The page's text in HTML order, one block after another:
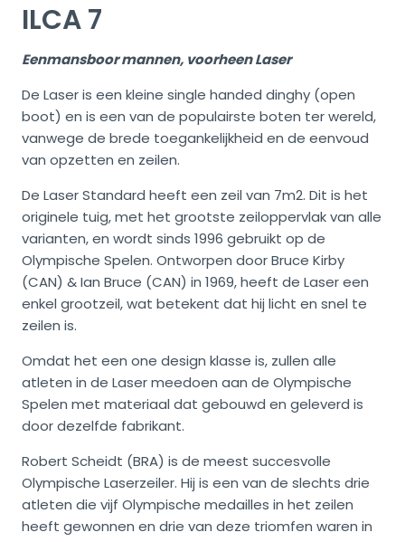
ILCA 7
Eenmansboor mannen, voorheen Laser
De Laser is een kleine single handed dinghy (open
boot) en is een van de populairste boten ter wereld,
vanwege de brede toegankelijkheid en de eenvoud
van opzetten en zeilen.
De Laser Standard heeft een zeil van 7m2. Dit is het
originele tuig, met het grootste zeiloppervlak van alle
varianten, en wordt sinds 1996 gebruikt op de
Olympische Spelen. Ontworpen door Bruce Kirby
(CAN) & Ian Bruce (CAN) in 1969, heeft de Laser een
enkel grootzeil, wat betekent dat hij licht en snel te
zeilen is.
Omdat het een one design klasse is, zullen alle
atleten in de Laser meedoen aan de Olympische
Spelen met materiaal dat gebouwd en geleverd is
door dezelfde fabrikant.
Robert Scheidt (BRA) is de meest succesvolle
Olympische Laserzeiler. Hij is een van de slechts drie
atleten die vijf Olympische medailles in het zeilen
heeft gewonnen en drie van deze triomfen waren in